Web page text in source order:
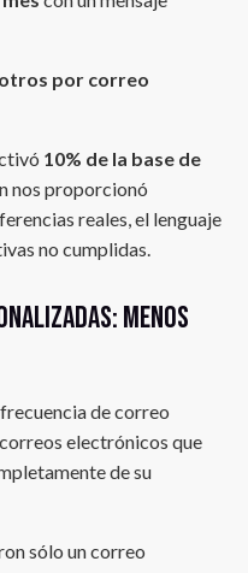
por correo
10% de la base de
nos proporcionó
reales, el lenguaje
no cumplidas.
menos
de correo
electrónicos que
de su
sólo un correo